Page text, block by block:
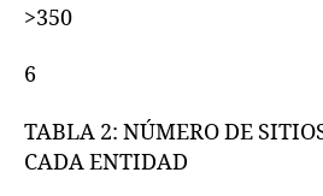
>350
6
TABLA 2: NÚMERO DE
CADA ENTIDAD